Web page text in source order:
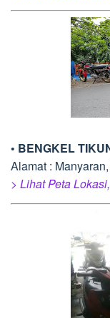
• BENGKEL
Alamat :
> Lihat Peta